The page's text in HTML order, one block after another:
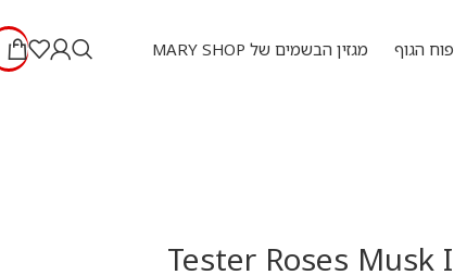
הגוף מגזין הבשמים של MARY SHOP
Tester Roses Musk